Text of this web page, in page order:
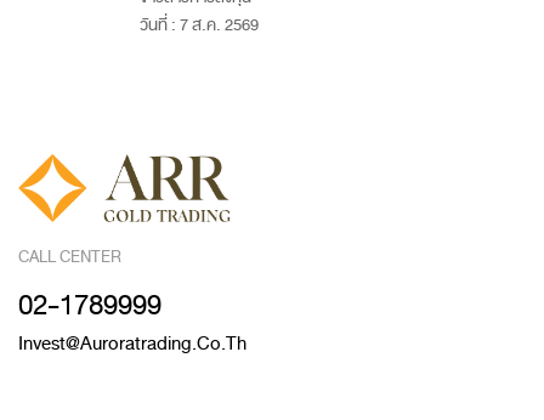
วันที่ : 7 ส.ค. 2569
CALL CENTER
02-1789999
Invest@auroratrading.co.th